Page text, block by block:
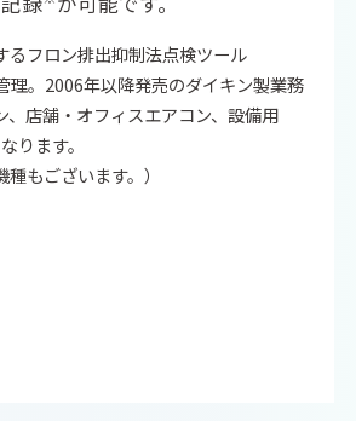
フロン排出抑制法点検ツール
理。2006年以降発売のダイキン製業務
、店舗・オフィスエアコン、設備用
ります。
種もございます。）